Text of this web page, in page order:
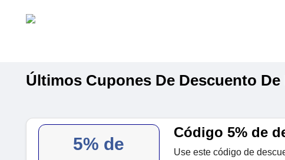
Últimos Cupones De Descuento
5% de
Código 5% de
Use este código de